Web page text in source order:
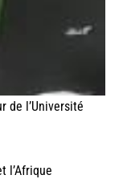
de l’Université
l’Afrique